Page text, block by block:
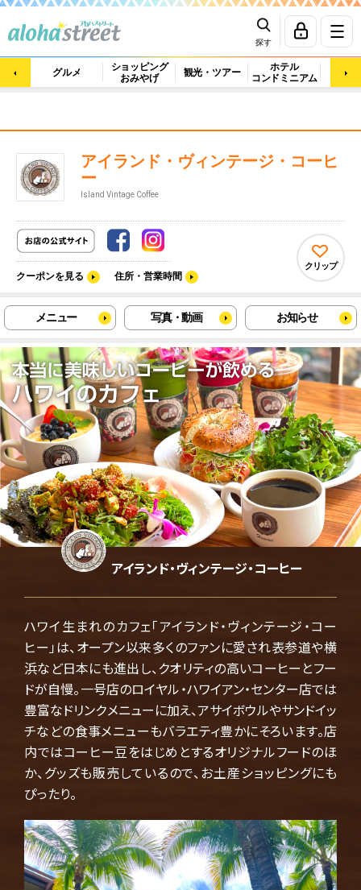
探す
グルメ
ショッピング
おみやげ
観光・ツアー
ホテル
コンドミニアム
マッ
アイランド・ヴィンテージ・コーヒ
ー
Island Vintage Coffee
クーポンを見る 住所・営業時間
クリップ
メニュー 写真・動画 お知らせ
アイランド・ヴィンテージ・コーヒー
ハワイ生まれのカフェ「アイランド・ヴィンテージ・コー
ヒー」は、オープン以来多くのファンに愛され表参道や横
浜など日本にも進出し、クオリティの高いコーヒーとフー
ドが自慢。一号店のロイヤル・ハワイアン・センター店では
豊富なドリンクメニューに加え、アサイボウルやサンドイッ
チなどの食事メニューもバラエティ豊かにそろいます。店
内ではコーヒー豆をはじめとするオリジナルフードのほ
か、グッズも販売しているので、お土産ショッピングにも
ぴったり。